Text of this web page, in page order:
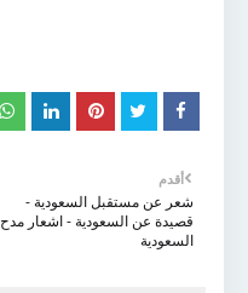
أقدم
شعر عن مستقبل السعودية -
قصيدة عن السعودية - اشعار مدح
السعودية